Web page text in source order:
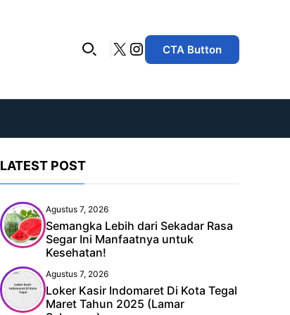
X Instagram
CTA Button
LATEST POST
Agustus 7, 2026
Semangka Lebih dari Sekadar Rasa
Segar Ini Manfaatnya untuk
Kesehatan!
Agustus 7, 2026
Loker Kasir Indomaret Di Kota Tegal
Maret Tahun 2025 (Lamar